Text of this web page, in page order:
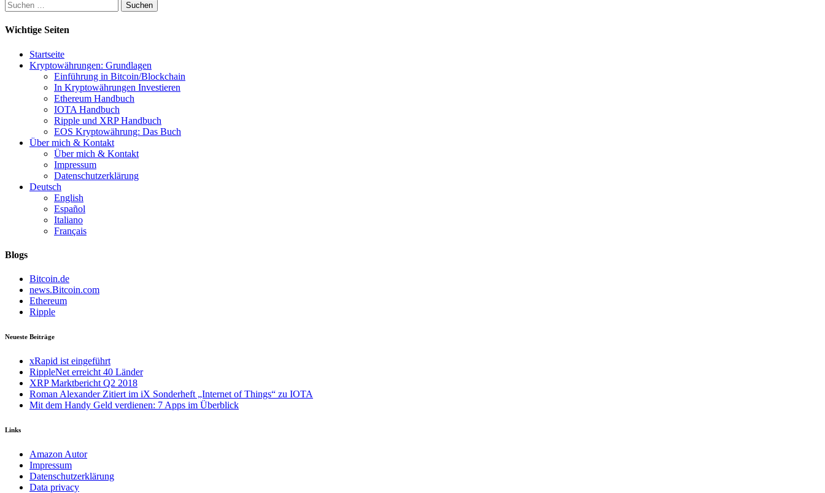
Suchen
nach:
Wichtige Seiten
Startseite
Kryptowährungen: Grundlagen
Einführung in Bitcoin/Blockchain
In Kryptowährungen Investieren
Ethereum Handbuch
IOTA Handbuch
Ripple und XRP Handbuch
EOS Kryptowährung: Das Buch
Über mich & Kontakt
Über mich & Kontakt
Impressum
Datenschutzerklärung
Deutsch
English
Español
Italiano
Français
Blogs
Bitcoin.de
news.Bitcoin.com
Ethereum
Ripple
Neueste Beiträge
xRapid ist eingeführt
RippleNet erreicht 40 Länder
XRP Marktbericht Q2 2018
Roman Alexander Zitiert im iX Sonderheft „Internet of Things“ zu IOTA
Mit dem Handy Geld verdienen: 7 Apps im Überblick
Links
Amazon Autor
Impressum
Datenschutzerklärung
Data privacy